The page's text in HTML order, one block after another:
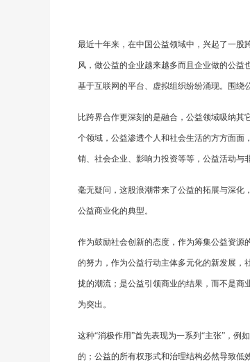
最近十年来，在中国公益领域中，兴起了一股
风，做公益的企业越来越多而且企业做的公益
基于互联网的平台、虚拟组织纷纷涌现。围绕
比跨界合作更深刻的是融合，公益领域吸纳其
个领域，公益渗透个人和社会生活的方方面面
销、社会企业、影响力投资等等，公益活动与
毫无疑问，这股浪潮带来了公益的拓展与深化
公益商业化的典型。
作为鼓励社会创新的态度，作为筹集公益资源
的努力，作为公益行动主体多元化的新发展，
拢的潮流；是公益引领商业的结果，而不是商
为突出。
这种“消极作用”首先表现为一系列“主张”，
的；公益的所有权形式和治理结构必然导致低